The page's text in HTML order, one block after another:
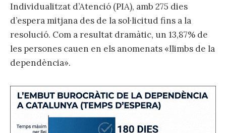
Individualitzat d’Atenció (PIA), amb 275 dies
d’espera mitjana des de la sol·licitud fins a la
resolució. Com a resultat dramàtic, un 13,87% de
les persones cauen en els anomenats «llimbs de la
dependència».